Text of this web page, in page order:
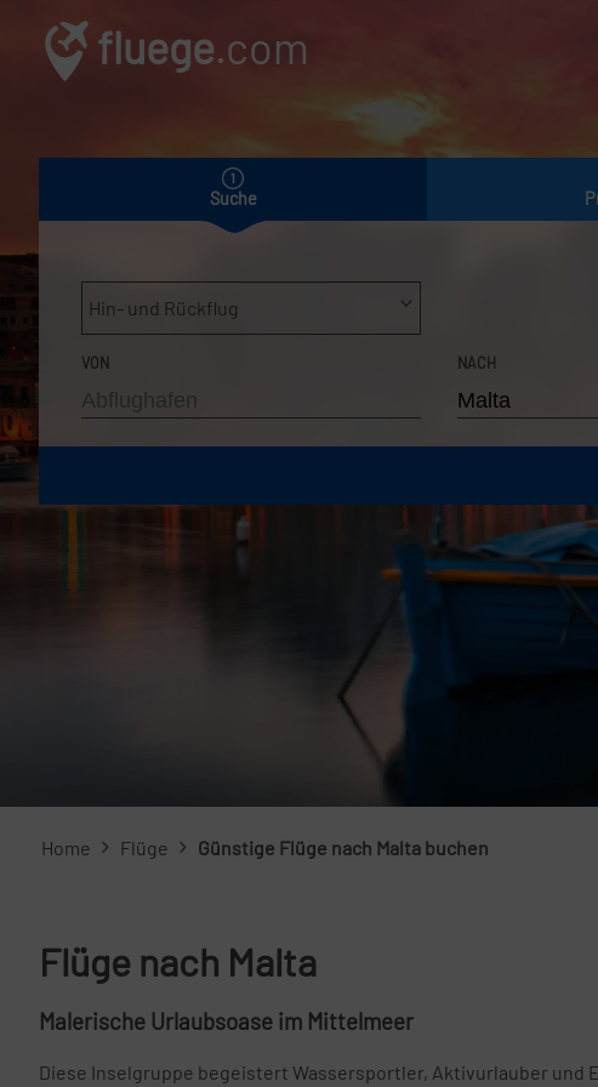
fluege.com
Suche
Hin- und Rückflug
VON NACH
Home Flüge Günstige Flüge nach Malta buchen
Flüge nach Malta
Malerische Urlaubsoase im Mittelmeer
Diese Inselgruppe begeistert Wassersportler, Aktivurlauber und